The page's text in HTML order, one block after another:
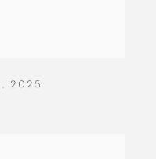
2025